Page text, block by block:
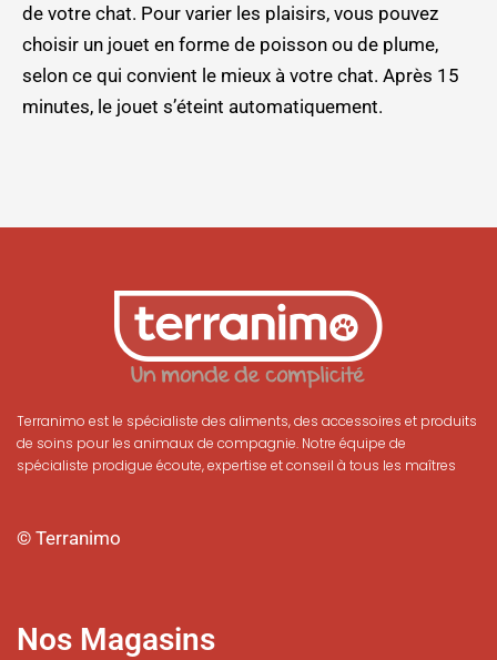
de votre chat. Pour varier les plaisirs, vous pouvez
choisir un jouet en forme de poisson ou de plume,
selon ce qui convient le mieux à votre chat. Après 15
minutes, le jouet s’éteint automatiquement.
Terranimo est le spécialiste des aliments, des accessoires et produits
de soins pour les animaux de compagnie. Notre équipe de
spécialiste prodigue écoute, expertise et conseil à tous les maîtres
© Terranimo
Nos Magasins